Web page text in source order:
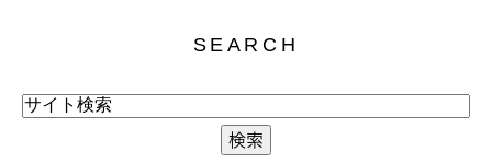
SEARCH